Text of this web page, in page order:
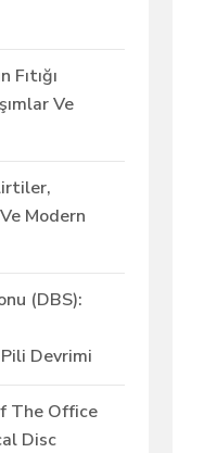
Fıtığı
Ve
Modern
(DBS):
Devrimi
The Office
Disc